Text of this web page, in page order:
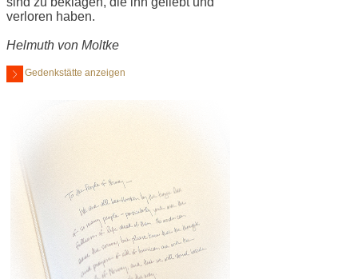
verloren haben.
Helmuth von Moltke
Gedenkstätte anzeigen